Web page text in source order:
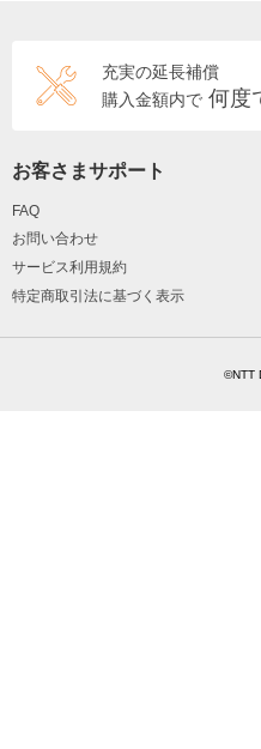
充実の延長補償
購入金額内で 何度
お客さまサポート
FAQ
お問い合わせ
サービス利用規約
特定商取引法に基づく表示
©NTT